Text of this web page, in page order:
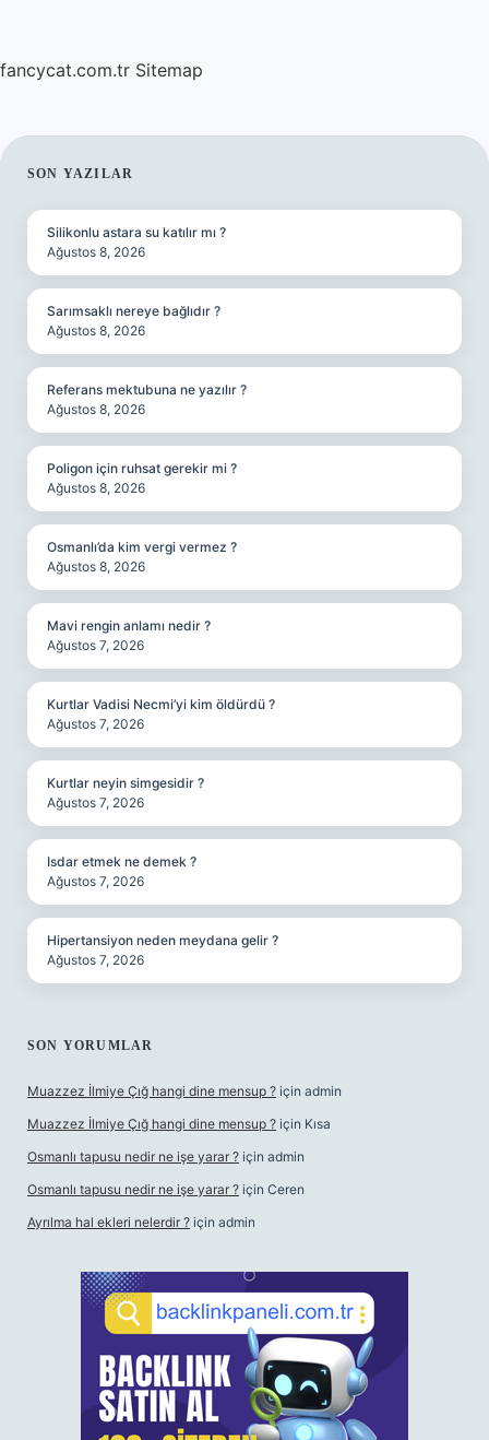
fancycat.com.tr Sitemap
SIDEBAR
SON YAZILAR
Silikonlu astara su katılır mı ?
Ağustos 8, 2026
Sarımsaklı nereye bağlıdır ?
Ağustos 8, 2026
Referans mektubuna ne yazılır ?
Ağustos 8, 2026
Poligon için ruhsat gerekir mi ?
Ağustos 8, 2026
Osmanlı’da kim vergi vermez ?
Ağustos 8, 2026
Mavi rengin anlamı nedir ?
Ağustos 7, 2026
Kurtlar Vadisi Necmi’yi kim öldürdü ?
Ağustos 7, 2026
Kurtlar neyin simgesidir ?
Ağustos 7, 2026
Isdar etmek ne demek ?
Ağustos 7, 2026
Hipertansiyon neden meydana gelir ?
Ağustos 7, 2026
SON YORUMLAR
Muazzez İlmiye Çığ hangi dine mensup ? için admin
Muazzez İlmiye Çığ hangi dine mensup ? için Kısa
Osmanlı tapusu nedir ne işe yarar ? için admin
Osmanlı tapusu nedir ne işe yarar ? için Ceren
Ayrılma hal ekleri nelerdir ? için admin